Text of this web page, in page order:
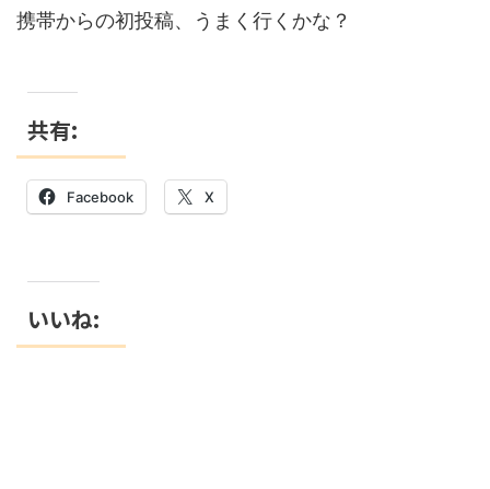
携帯からの初投稿、うまく行くかな？
共有:
Facebook X
いいね: